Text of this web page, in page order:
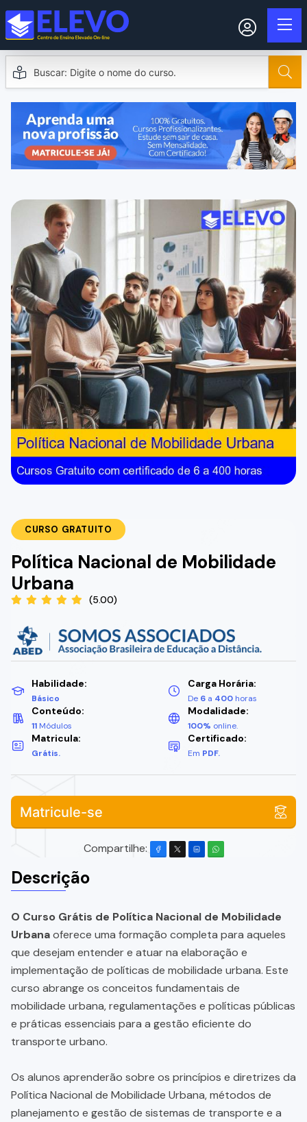
CURSO GRATUITO
Política Nacional de Mobilidade
Urbana
(5.00)
Habilidade:
Básico
Carga Horária:
De 6 a 400 horas
Conteúdo:
11 Módulos
Modalidade:
100% online.
Matricula:
Grátis.
Certificado:
Em PDF.
Matricule-se
Compartilhe:
Descrição
O Curso Grátis de Política Nacional de Mobilidade
Urbanaoferece uma formação completa para aqueles
que desejam entender e atuar na elaboração e
implementação de políticas de mobilidade urbana. Este
curso abrange os conceitos fundamentais de
mobilidade urbana, regulamentações e políticas públicas
e práticas essenciais para a gestão eficiente do
transporte urbano.
Os alunos aprenderão sobre os princípios e diretrizes da
Política Nacional de Mobilidade Urbana, métodos de
planejamento e gestão de sistemas de transporte e a